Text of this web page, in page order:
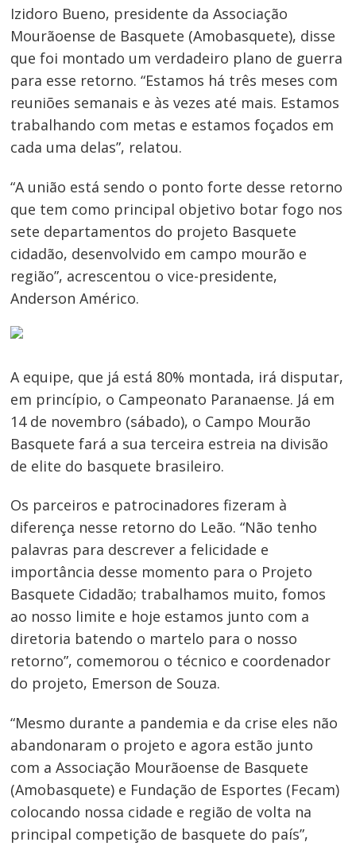
Izidoro Bueno, presidente da Associação
Mourãoense de Basquete (Amobasquete), disse
que foi montado um verdadeiro plano de guerra
para esse retorno. “Estamos há três meses com
reuniões semanais e às vezes até mais. Estamos
trabalhando com metas e estamos foçados em
cada uma delas”, relatou.
“A união está sendo o ponto forte desse retorno
que tem como principal objetivo botar fogo nos
sete departamentos do projeto Basquete
cidadão, desenvolvido em campo mourão e
região”, acrescentou o vice-presidente,
Anderson Américo.
A equipe, que já está 80% montada, irá disputar,
em princípio, o Campeonato Paranaense. Já em
14 de novembro (sábado), o Campo Mourão
Basquete fará a sua terceira estreia na divisão
de elite do basquete brasileiro.
Os parceiros e patrocinadores fizeram à
diferença nesse retorno do Leão. “Não tenho
palavras para descrever a felicidade e
importância desse momento para o Projeto
Basquete Cidadão; trabalhamos muito, fomos
ao nosso limite e hoje estamos junto com a
diretoria batendo o martelo para o nosso
retorno”, comemorou o técnico e coordenador
do projeto, Emerson de Souza.
“Mesmo durante a pandemia e da crise eles não
abandonaram o projeto e agora estão junto
com a Associação Mourãoense de Basquete
(Amobasquete) e Fundação de Esportes (Fecam)
colocando nossa cidade e região de volta na
principal competição de basquete do país”,
Navegação
de
Post